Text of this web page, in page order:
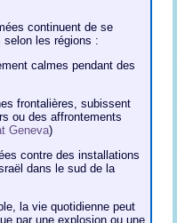
continuent de se
selon les régions :
calmes pendant des
frontalières, subissent
ou des affrontements
Geneva)
contre des installations
dans le sud de la
la vie quotidienne peut
par une explosion ou une